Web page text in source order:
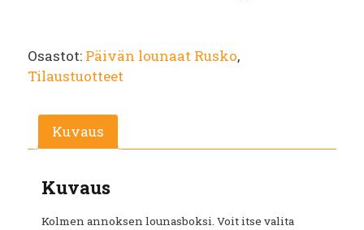
Osastot: Päivän lounaat Rusko,
Tilaustuotteet
Kuvaus
Kuvaus
Kolmen annoksen lounasboksi. Voit itse valita